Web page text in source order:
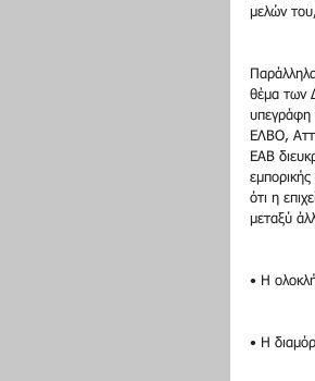
μελών
θέμα των
υπεγράφη
ΕΛΒΟ,
ΕΑΒ
ότι η
μεταξύ
• Η
• Η